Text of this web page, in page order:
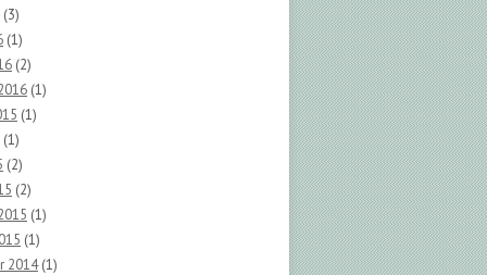
(3)
(1)
(2)
(1)
(1)
(1)
(2)
(2)
(1)
(1)
2014(1)